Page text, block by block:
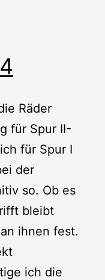
Räder
für Spur II-
für Spur I
der
so. Ob es
bleibt
ihnen fest.
ich die